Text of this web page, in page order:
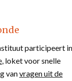
participeert
, loket voor snelle
vanvragen uit de